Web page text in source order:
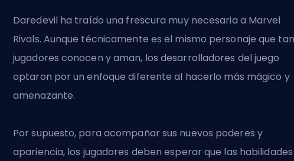
Daredevil ha traído una frescura muy necesaria a Marvel
Rivals. Aunque técnicamente es el mismo personaje que
jugadores conocen y aman, los desarrolladores del juego
optaron por un enfoque diferente al hacerlo más mágico y
amenazante.
Por supuesto, para acompañar sus nuevos poderes y
apariencia, los jugadores deben esperar que las